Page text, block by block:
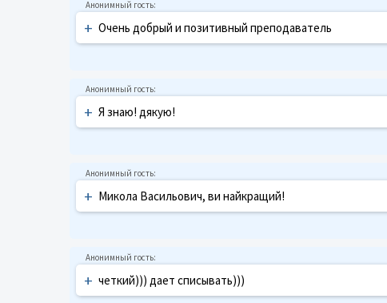
+ Очень добрый и позитивный преподаватель
+ Я знаю! дякую!
+ Микола Васильович, ви найкращий!
+ четкий))) дает списывать)))